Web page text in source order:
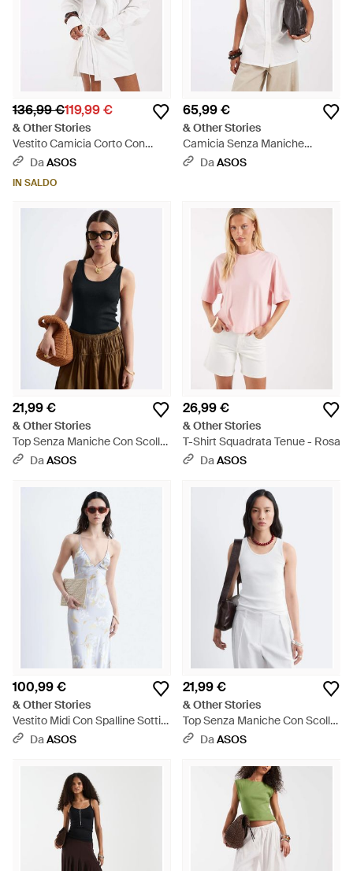
136,99 €119,99 €
& Other Stories
Vestito Camicia Corto Con
Cintura Annodata - Bianco
DaASOS
IN SALDO
65,99 €
& Other Stories
Camicia Senza Maniche
Bianca Con Colletto E Bottoni -
DaASOS
21,99 €
& Other Stories
Top Senza Maniche Con Scollo
Rotondo - Nero
DaASOS
26,99 €
& Other Stories
T-Shirt Squadrata Tenue - Rosa
DaASOS
100,99 €
& Other Stories
Vestito Midi Con Spalline Sottili
Con Stampa A Fiori E Cut-Out
DaASOS
21,99 €
& Other Stories
Top Senza Maniche Con Scollo
Rotondo - Bianco
DaASOS